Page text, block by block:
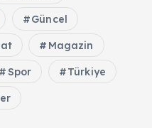
Güncel
Magazin
Spor Türkiye